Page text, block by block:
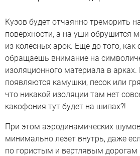
Кузов будет отчаянно треморить
поверхности, а на уши обрушится
из колесных арок. Еще до того, как
обращаешь внимание на
изоляционного материала в
появляются камушки, песок или
что никакой изоляции там нет
какофония тут будет на шипах?!
При этом аэродинамических
минимально лезет внутрь, даже
по гористым и вертлявым дорогам